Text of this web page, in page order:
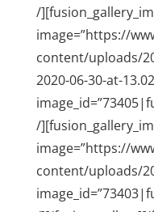
/
image=”https://
content/uploads/
2020-06-30-at-
/
image=”https://
content/uploads/